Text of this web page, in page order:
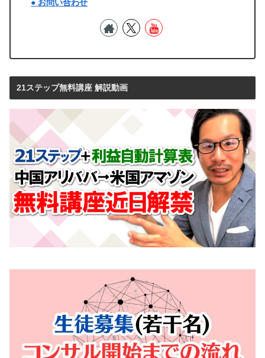
● お問い合わせ
21ステップ無料講座 解説動画